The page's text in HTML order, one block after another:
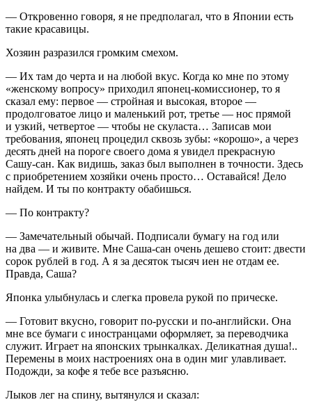
— Откровенно говоря, я не предполагал, что в Японии есть
такие красавицы.
Хозяин разразился громким смехом.
— Их там до черта и на любой вкус. Когда ко мне по этому
«женскому вопросу» приходил японец-комиссионер, то я
сказал ему: первое — стройная и высокая, второе —
продолговатое лицо и маленький рот, третье — нос прямой
и узкий, четвертое — чтобы не скуласта… Записав мои
требования, японец процедил сквозь зубы: «корошо», а через
десять дней на пороге своего дома я увидел прекрасную
Сашу-сан. Как видишь, заказ был выполнен в точности. Здесь
с приобретением хозяйки очень просто… Оставайся! Дело
найдем. И ты по контракту обабишься.
— По контракту?
— Замечательный обычай. Подписали бумагу на год или
на два — и живите. Мне Саша-сан очень дешево стоит: двести
сорок рублей в год. А я за десяток тысяч иен не отдам ее.
Правда, Саша?
Японка улыбнулась и слегка провела рукой по прическе.
— Готовит вкусно, говорит по-русски и по-английски. Она
мне все бумаги с иностранцами оформляет, за переводчика
служит. Играет на японских трынкалках. Деликатная душа!..
Перемены в моих настроениях она в один миг улавливает.
Подожди, за кофе я тебе все разъясню.
Лыков лег на спину, вытянулся и сказал: